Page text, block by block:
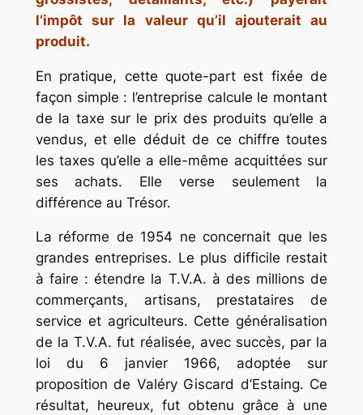
l’impôt sur la valeur qu’il ajouterait au
produit.
En pratique, cette quote-part est fixée de
façon simple : l’entreprise calcule le montant
de la taxe sur le prix des produits qu’elle a
vendus, et elle déduit de ce chiffre toutes
les taxes qu’elle a elle-même acquittées sur
ses achats. Elle verse seulement la
différence au Trésor.
La réforme de 1954 ne concernait que les
grandes entreprises. Le plus difficile restait
à faire : étendre la T.V.A. à des millions de
commerçants, artisans, prestataires de
service et agriculteurs. Cette généralisation
de la T.V.A. fut réalisée, avec succès, par la
loi du 6 janvier 1966, adoptée sur
proposition de Valéry Giscard d’Estaing. Ce
résultat, heureux, fut obtenu grâce à une